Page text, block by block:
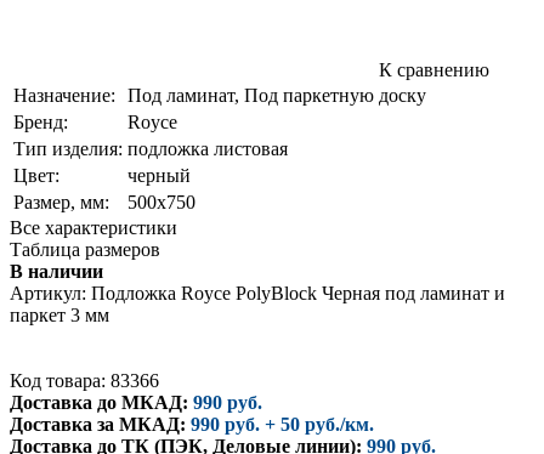
К сравнению
Назначение:
Под ламинат, Под паркетную доску
Бренд:
Royce
Тип изделия: подложка листовая
Цвет:
черный
Размер, мм:
500х750
Все характеристики
Таблица размеров
В наличии
Артикул: Подложка Royce PolyBlock Черная под ламинат и
паркет 3 мм
Код товара: 83366
Доставка до МКАД: 990 руб.
Доставка за МКАД: 990 руб. + 50 руб./км.
Доставка до ТК (ПЭК, Деловые линии): 990 руб.